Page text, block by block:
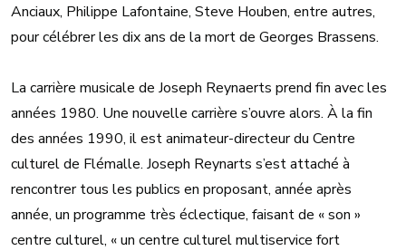
Anciaux, Philippe Lafontaine, Steve Houben, entre autres,
pour célébrer les dix ans de la mort de Georges Brassens.
La carrière musicale de Joseph Reynaerts prend fin avec les
années 1980. Une nouvelle carrière s’ouvre alors. À la fin
des années 1990, il est animateur-directeur du Centre
culturel de Flémalle. Joseph Reynarts s’est attaché à
rencontrer tous les publics en proposant, année après
année, un programme très éclectique, faisant de « son »
centre culturel, « un centre culturel multiservice fort